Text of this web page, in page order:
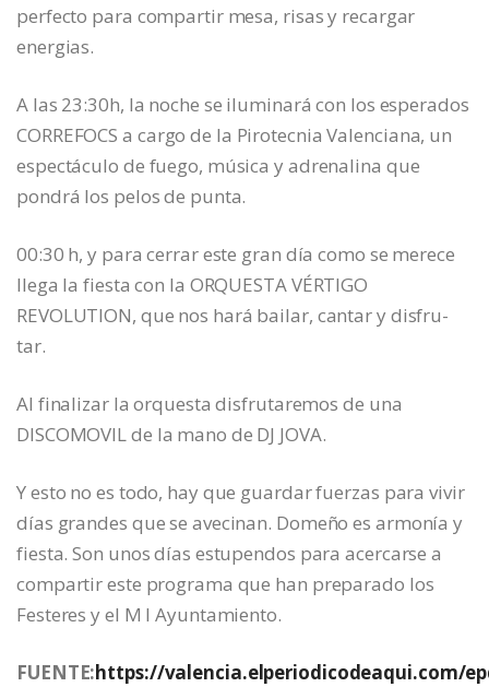
perfecto para compartir mesa, risas y recargar
energias.
A las 23:30h, la noche se iluminará con los esperados
CORREFOCS a cargo de la Pirotecnia Valenciana, un
espectáculo de fuego, música y adrenalina que
pondrá los pelos de punta.
00:30 h, y para cerrar este gran día como se merece
llega la fiesta con la ORQUESTA VÉRTIGO
REVOLUTION, que nos hará bailar, cantar y disfru-
tar.
Al finalizar la orquesta disfrutaremos de una
DISCOMOVIL de la mano de DJ JOVA.
Y esto no es todo, hay que guardar fuerzas para vivir
días grandes que se avecinan. Domeño es armonía y
fiesta. Son unos días estupendos para acercarse a
compartir este programa que han preparado los
Festeres y el M I Ayuntamiento.
FUENTE:https://valencia.elperiodicodeaqui.com/